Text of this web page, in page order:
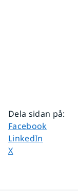
Dela sidan på:
Dela sidan på
Facebook
Dela sidan på
LinkedIn
Dela sidan på
X